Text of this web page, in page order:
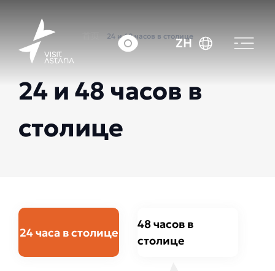
ZH
24 и 48 часов в столице
24 и 48 часов в
столице
24 часа в столице
48 часов в
столице